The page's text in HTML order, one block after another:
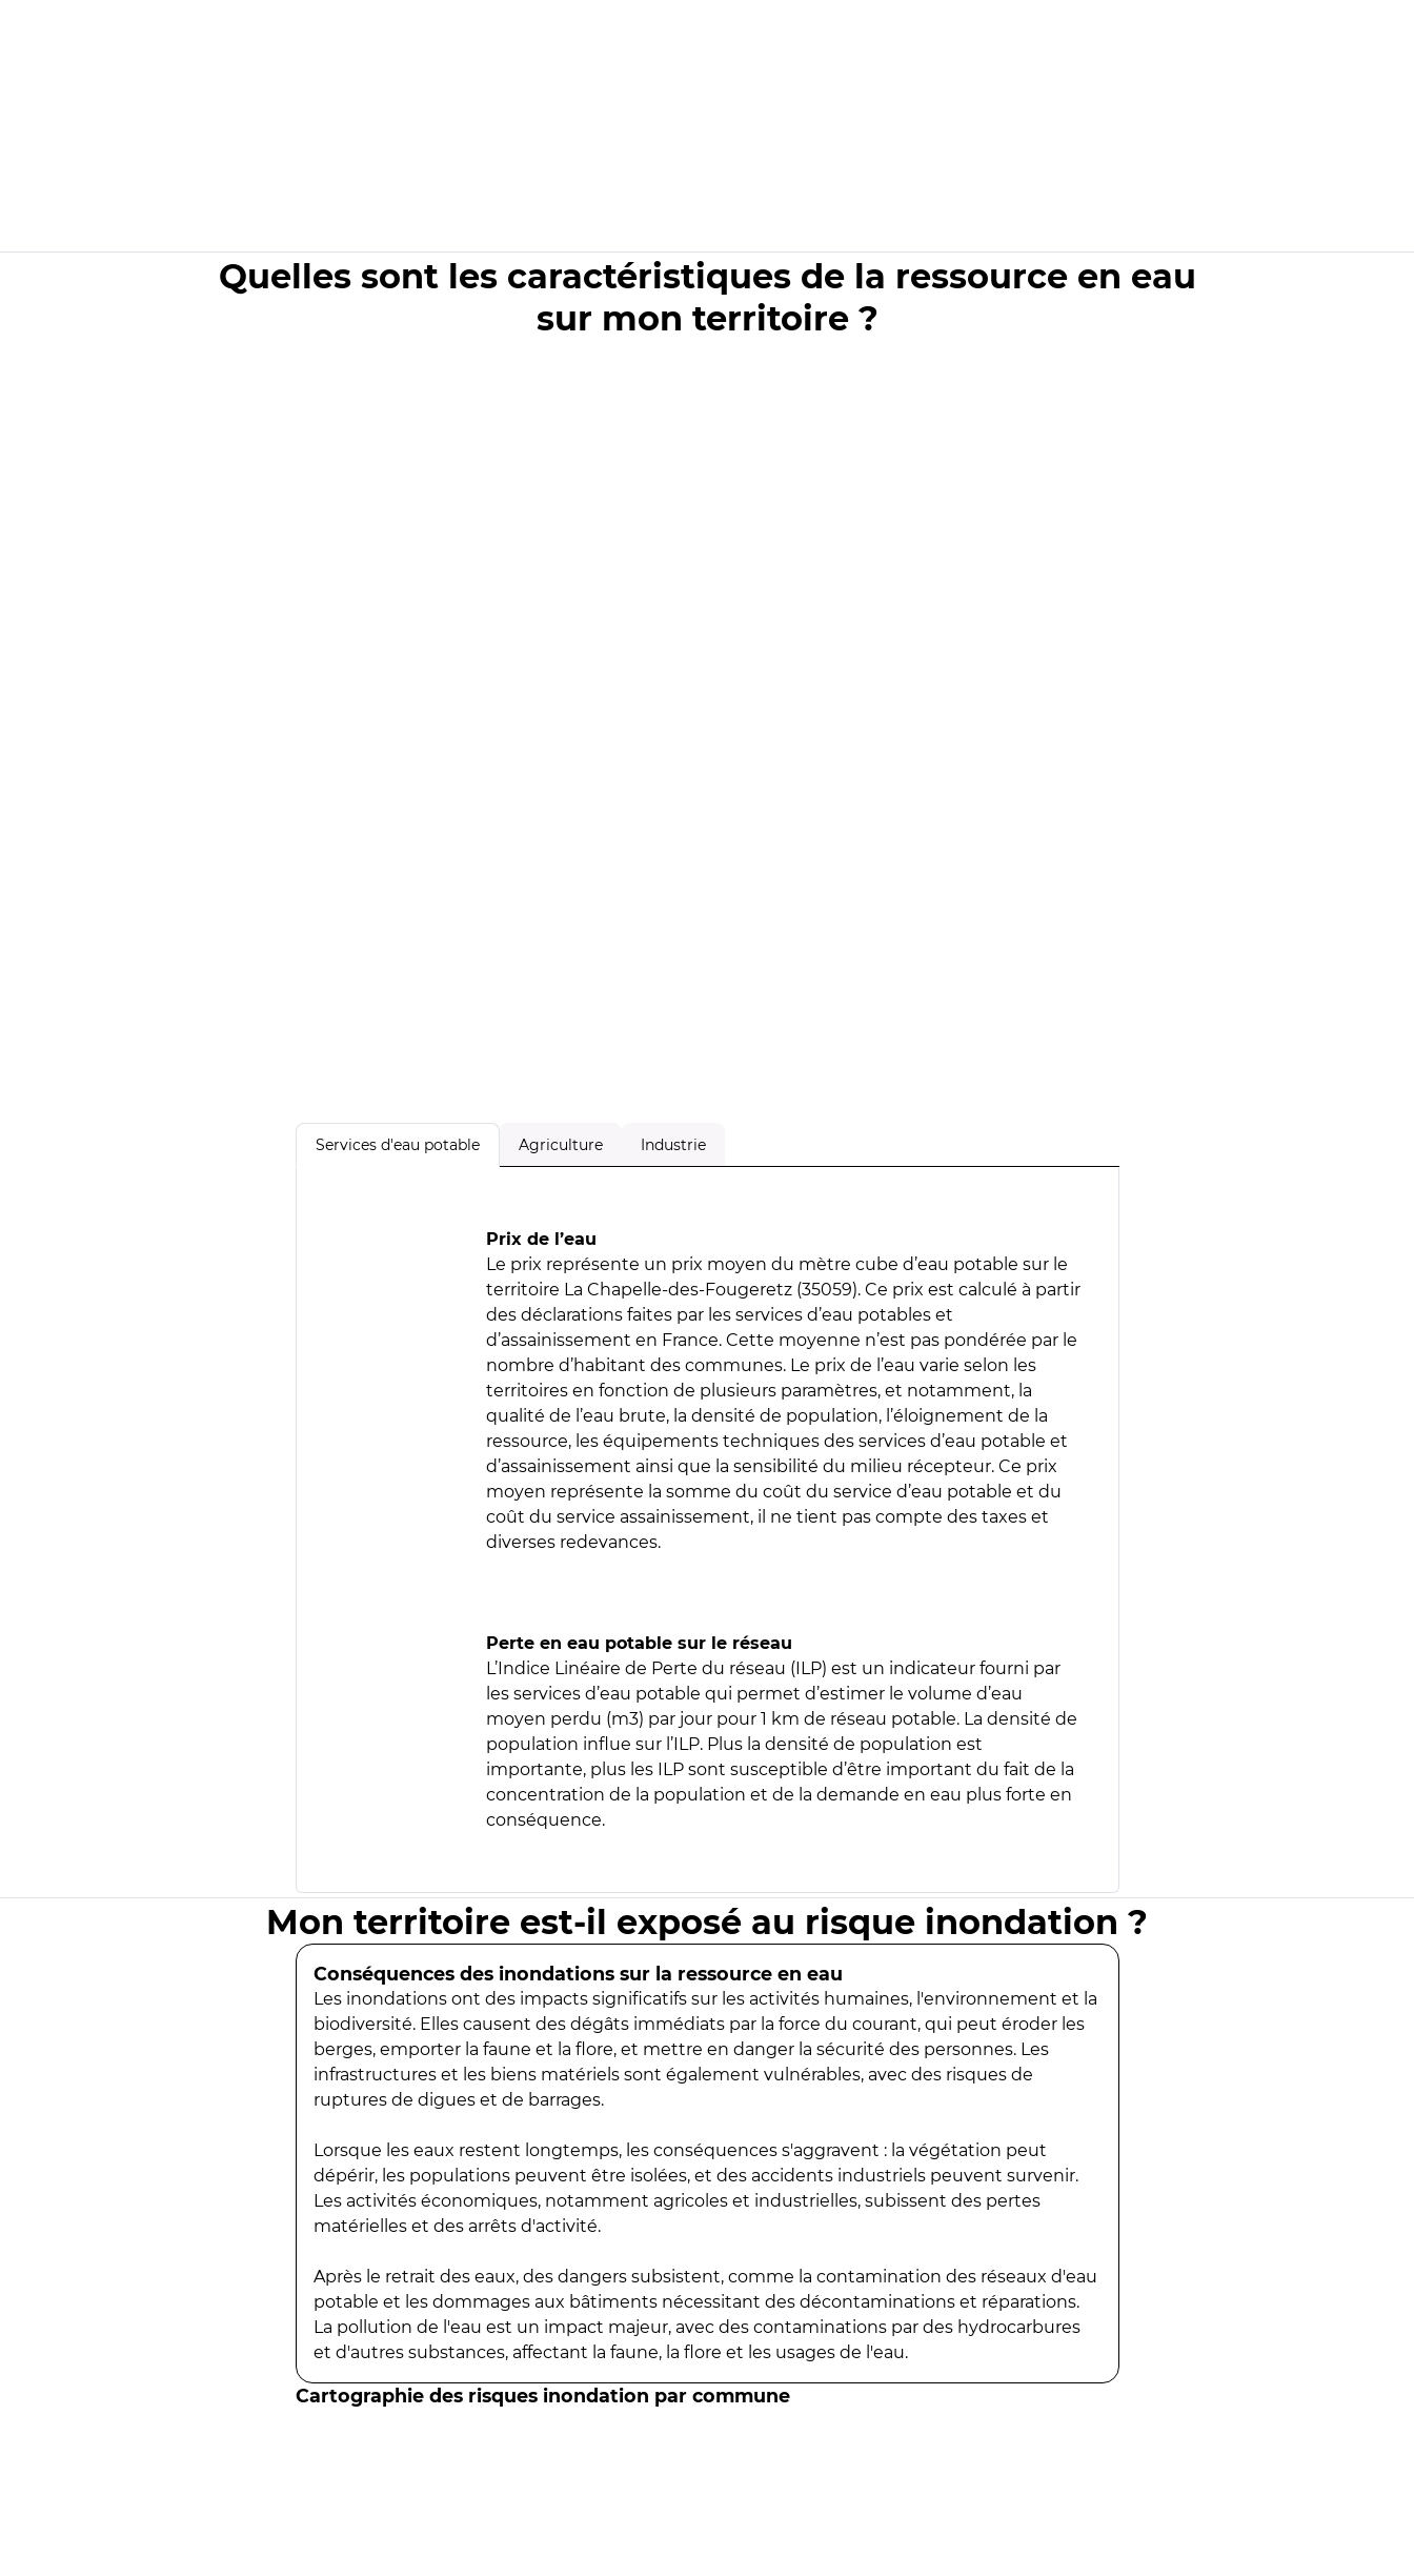
Quelles sont les caractéristiques de la ressource en eau
sur mon territoire ?
Services d'eau potable Agriculture Industrie
Prix de l’eau
Le prix représente un prix moyen du mètre cube d’eau potable sur le
territoire La Chapelle-des-Fougeretz (35059). Ce prix est calculé à partir
des déclarations faites par les services d’eau potables et
d’assainissement en France. Cette moyenne n’est pas pondérée par le
nombre d’habitant des communes. Le prix de l’eau varie selon les
territoires en fonction de plusieurs paramètres, et notamment, la
qualité de l’eau brute, la densité de population, l’éloignement de la
ressource, les équipements techniques des services d’eau potable et
d’assainissement ainsi que la sensibilité du milieu récepteur. Ce prix
moyen représente la somme du coût du service d’eau potable et du
coût du service assainissement, il ne tient pas compte des taxes et
diverses redevances.
Perte en eau potable sur le réseau
L’Indice Linéaire de Perte du réseau (ILP) est un indicateur fourni par
les services d’eau potable qui permet d’estimer le volume d’eau
moyen perdu (m3) par jour pour 1 km de réseau potable. La densité de
population influe sur l’ILP. Plus la densité de population est
importante, plus les ILP sont susceptible d’être important du fait de la
concentration de la population et de la demande en eau plus forte en
conséquence.
Mon territoire est-il exposé au risque inondation ?
Conséquences des inondations sur la ressource en eau
Les inondations ont des impacts significatifs sur les activités humaines, l'environnement et la
biodiversité. Elles causent des dégâts immédiats par la force du courant, qui peut éroder les
berges, emporter la faune et la flore, et mettre en danger la sécurité des personnes. Les
infrastructures et les biens matériels sont également vulnérables, avec des risques de
ruptures de digues et de barrages.
Lorsque les eaux restent longtemps, les conséquences s'aggravent : la végétation peut
dépérir, les populations peuvent être isolées, et des accidents industriels peuvent survenir.
Les activités économiques, notamment agricoles et industrielles, subissent des pertes
matérielles et des arrêts d'activité.
Après le retrait des eaux, des dangers subsistent, comme la contamination des réseaux d'eau
potable et les dommages aux bâtiments nécessitant des décontaminations et réparations.
La pollution de l'eau est un impact majeur, avec des contaminations par des hydrocarbures
et d'autres substances, affectant la faune, la flore et les usages de l'eau.
Cartographie des risques inondation par commune